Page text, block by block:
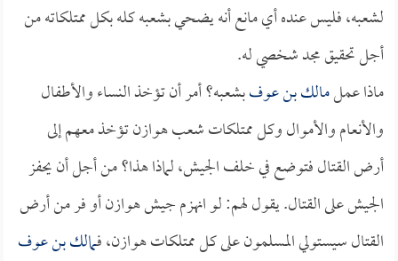
لشعبه، فليس عنده أي مانع أنه يضحي بشعبه كله بكل ممتلكاته من
أجل تحقيق مجد شخصي له.
ماذا عملمالك بن عوفبشعبه؟ أمر أن تؤخذ النساء والأطفال
والأنعام والأموال وكل ممتلكات شعب هوازن تؤخذ معهم إلى
أرض القتال فتوضع في خلف الجيش، لماذا هذا؟ من أجل أن يحفز
الجيش على القتال. يقول لهم: لو انهزم جيش هوازن أو فر من أرض
القتال سيستولي المسلمون على كل ممتلكات هوازن، فـمالك بن عوف